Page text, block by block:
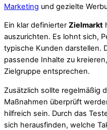
Marketing und gezielte
Ein klar definierter Zielmarkt
auszurichten. Es lohnt sich,
typische Kunden darstellen.
passende Inhalte zu
Zielgruppe entsprechen.
Zusätzlich sollte regelmäßig
Maßnahmen überprüft
hilfreich sein. Durch das
sich herausfinden, welche